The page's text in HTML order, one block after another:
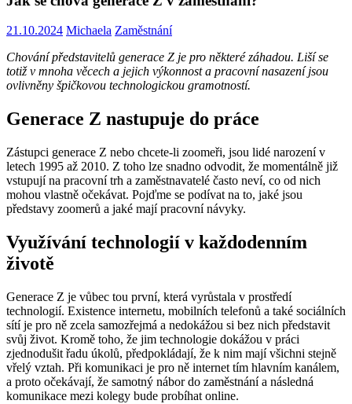
21.10.2024 Michaela Zaměstnání
Chování představitelů generace Z je pro některé záhadou. Liší se
totiž v mnoha věcech a jejich výkonnost a pracovní nasazení jsou
ovlivněny špičkovou technologickou gramotností.
Generace Z nastupuje do práce
Zástupci generace Z nebo chcete-li zoomeři, jsou lidé narození v
letech 1995 až 2010. Z toho lze snadno odvodit, že momentálně již
vstupují na pracovní trh a zaměstnavatelé často neví, co od nich
mohou vlastně očekávat. Pojďme se podívat na to, jaké jsou
představy zoomerů a jaké mají pracovní návyky.
Využívání technologií v každodenním
životě
Generace Z je vůbec tou první, která vyrůstala v prostředí
technologií. Existence internetu, mobilních telefonů a také sociálních
sítí je pro ně zcela samozřejmá a nedokážou si bez nich představit
svůj život. Kromě toho, že jim technologie dokážou v práci
zjednodušit řadu úkolů, předpokládají, že k nim mají všichni stejně
vřelý vztah. Při komunikaci je pro ně internet tím hlavním kanálem,
a proto očekávají, že samotný nábor do zaměstnání a následná
komunikace mezi kolegy bude probíhat online.